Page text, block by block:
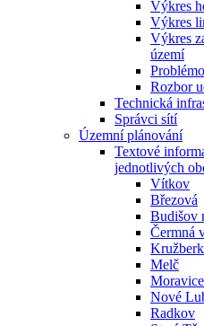
Výkres
Výkres
Výkres
území
Rozbor
Technická
Správci sítí
Územní plánování
Textové
jednotlivých
Vítkov
Březová
Budišov
Čermná
Kružberk
Melč
Moravice
Nové
Radkov